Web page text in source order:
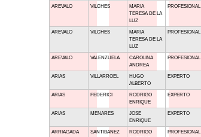
AREVALO VILCHES
MARIA
TERESA DE LA
LUZ
PROFESIONAL
AREVALO VILCHES
MARIA
TERESA DE LA
LUZ
PROFESIONAL
AREVALO VALENZUELA
CAROLINA
ANDREA
PROFESIONAL
ARIAS VILLARROEL
HUGO
ALBERTO
EXPERTO
ARIAS FEDERICI
RODRIGO
ENRIQUE
EXPERTO
ARIAS MENARES
JOSE
ENRIQUE
EXPERTO
ARRIAGADA SANTIBANEZ
RODRIGO
PROFESIONAL